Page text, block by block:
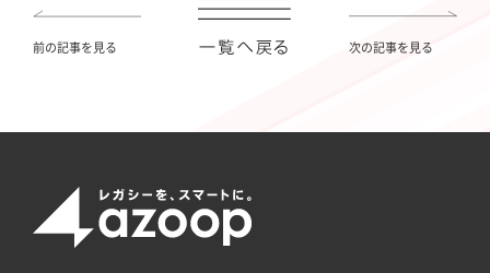
前の記事を見る 次の記事を見る